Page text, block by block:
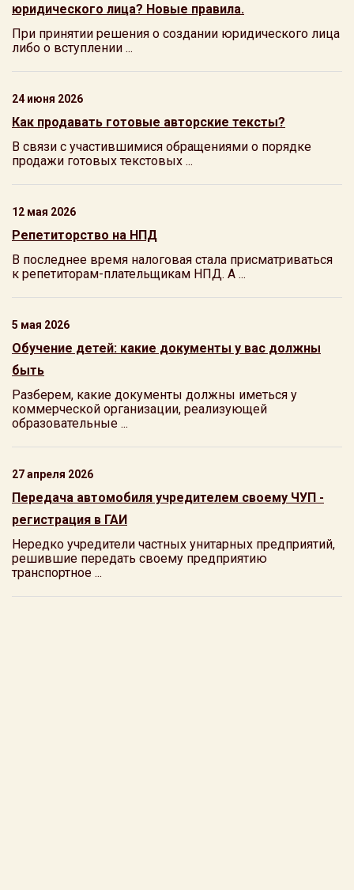
юридического лица? Новые правила.
При принятии решения о создании юридического лица
либо о вступлении ...
24 июня 2026
Как продавать готовые авторские тексты?
В связи с участившимися обращениями о порядке
продажи готовых текстовых ...
12 мая 2026
Репетиторство на НПД
В последнее время налоговая стала присматриваться
к репетиторам-плательщикам НПД. А ...
5 мая 2026
Обучение детей: какие документы у вас должны
быть
Разберем, какие документы должны иметься у
коммерческой организации, реализующей
образовательные ...
27 апреля 2026
Передача автомобиля учредителем своему ЧУП -
регистрация в ГАИ
Нередко учредители частных унитарных предприятий,
решившие передать своему предприятию
транспортное ...